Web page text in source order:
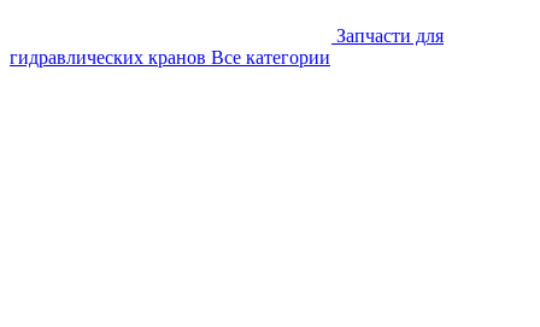
Запчасти для
гидравлических кранов Все категории